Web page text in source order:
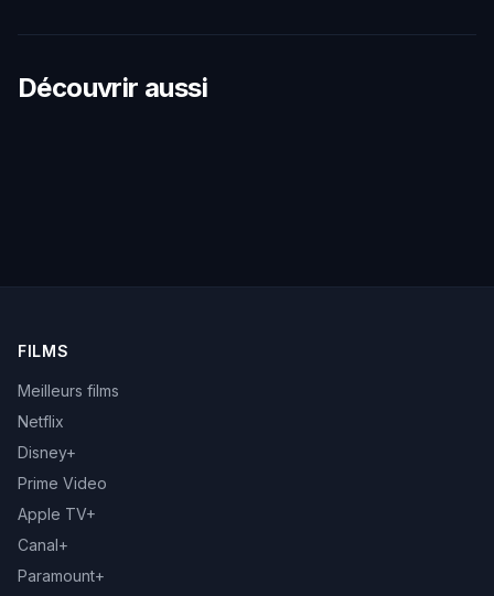
Découvrir aussi
FILMS
Meilleurs films
Netflix
Disney+
Prime Video
Apple TV+
Canal+
Paramount+